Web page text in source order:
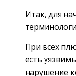
Итак, для
При всех
есть
нарушение